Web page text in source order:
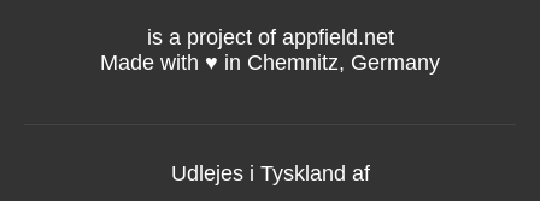
is a project of appfield.net
Made with ♥️ in Chemnitz, Germany
Udlejes i Tyskland af